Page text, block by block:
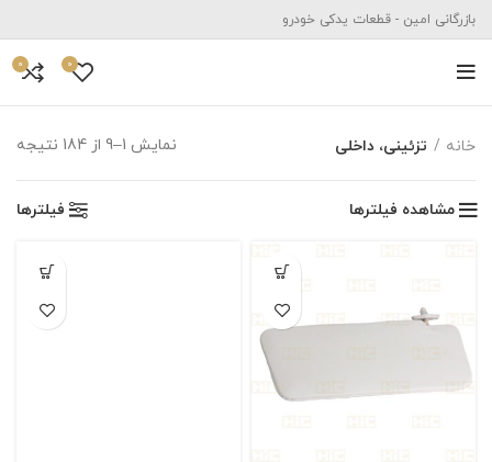
بازرگانی امین - قطعات یدکی خودرو
0
0
خانه تزئینی، داخلی نمایش 1–9 از 184 نتیجه
مشاهده فیلترها فیلترها